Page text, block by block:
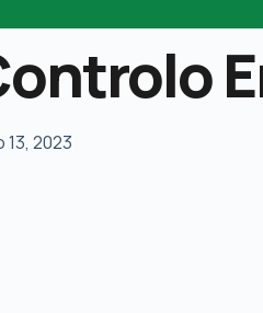
2023